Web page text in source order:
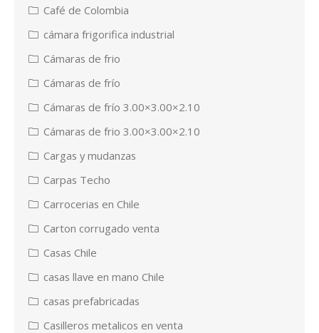
Café de Colombia
cámara frigorifica industrial
Cámaras de frio
Cámaras de frío
Cámaras de frío 3.00×3.00×2.10
Cámaras de frio 3.00×3.00×2.10
Cargas y mudanzas
Carpas Techo
Carrocerias en Chile
Carton corrugado venta
Casas Chile
casas llave en mano Chile
casas prefabricadas
Casilleros metalicos en venta